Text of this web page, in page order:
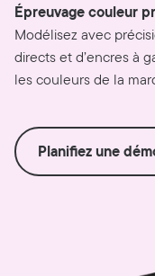
Épreuvage couleur
Modélisez avec
directs et d’encres à
les couleurs de la
Planifiez une